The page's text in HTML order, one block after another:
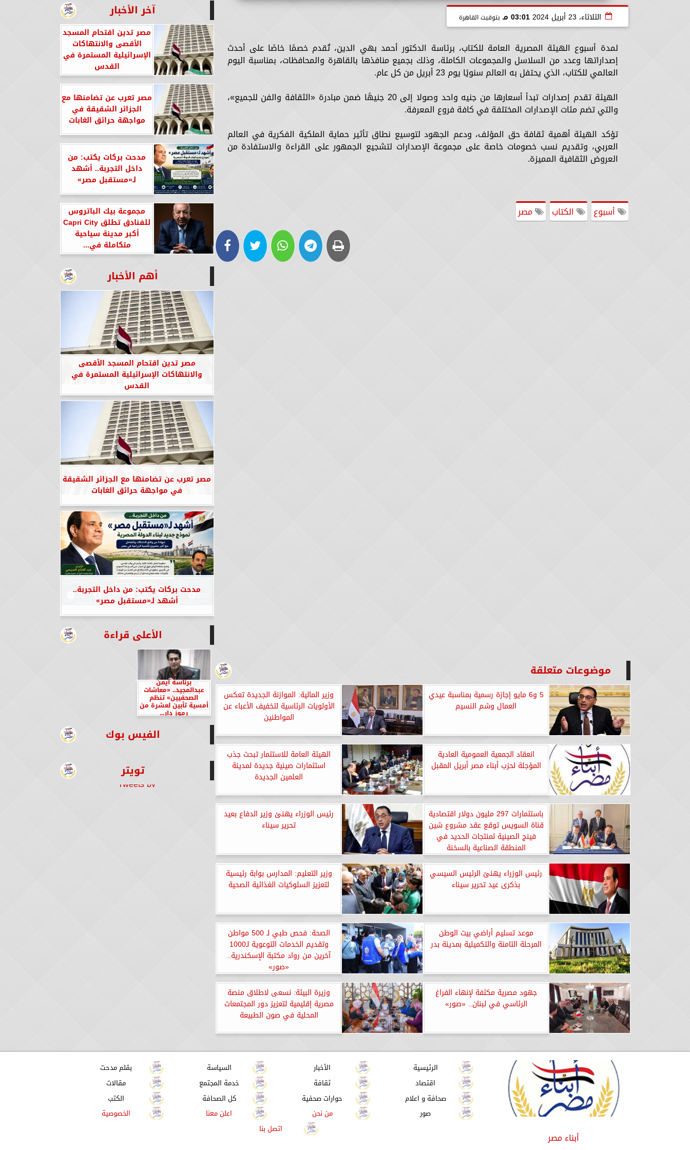
الثلاثاء، 23 أبريل 2024 03:01 مـ بتوقيت القاهرة
لمدة أسبوع الهيئة المصرية العامة للكتاب، برئاسة الدكتور أحمد بهي الدين، تُقدم خصمًا خاصًا على أحدث
إصداراتها وعدد من السلاسل والمجموعات الكاملة، وذلك بجميع منافذها بالقاهرة والمحافظات، بمناسبة اليوم
العالمي للكتاب، الذي يحتفل به العالم سنويًا يوم 23 أبريل من كل عام.
الهيئة تقدم إصدارات تبدأ أسعارها من جنيه واحد وصولا إلى 20 جنيهًا ضمن مبادرة «الثقافة والفن للجميع»،
والتي تضم مئات الإصدارات المختلفة في كافة فروع المعرفة.
تؤكد الهيئة أهمية ثقافة حق المؤلف، ودعم الجهود لتوسيع نطاق تأثير حماية الملكية الفكرية في العالم
العربي، وتقديم نسب خصومات خاصة على مجموعة الإصدارات لتشجيع الجمهور على القراءة والاستفادة من
العروض الثقافية المميزة.
أسبوع الكتاب مصر
موضوعات متعلقة
5 و6 مايو إجازة رسمية بمناسبة عيدي
العمال وشم النسيم
وزير المالية: الموازنة الجديدة تعكس
الأولويات الرئاسية لتخفيف الأعباء عن
المواطنين
انعقاد الجمعية العمومية العادية
المؤجلة لحزب أبناء مصر أبريل المقبل
الهيئة العامة للاستثمار تبحث جذب
استثمارات صينية جديدة لمدينة
العلمين الجديدة
باستثمارات 297 مليون دولار اقتصادية
قناة السويس توقع عقد مشروع شين
فينج الصينية لمنتجات الحديد في
المنطقة الصناعية بالسخنة
رئيس الوزراء يهنئ وزير الدفاع بعيد
تحرير سيناء
رئيس الوزراء يهنئ الرئيس السيسي
بذكرى عيد تحرير سيناء
وزير التعليم: المدارس بوابة رئيسية
لتعزيز السلوكيات الغذائية الصحية
موعد تسليم أراضي بيت الوطن
المرحلة الثامنة والتكميلية بمدينة بدر
الصحة: فحص طبي لـ 500 مواطن
وتقديم الخدمات التوعوية لـ1000
آخرين من رواد مكتبة الإسكندرية..
«صور»
جهود مصرية مكثفة لإنهاء الفراغ
الرئاسي في لبنان.. «صور»
وزيرة البيئة: نسعى لاطلاق منصة
مصرية إقليمية لتعزيز دور المجتمعات
المحلية في صون الطبيعة
آخر الأخبار
مصر تدين اقتحام المسجد
الأقصى والانتهاكات
الإسرائيلية المستمرة في
القدس
مصر تعرب عن تضامنها مع
الجزائر الشقيقة في
مواجهة حرائق الغابات
مدحت بركات يكتب: من
داخل التجربة.. أشهد
لـ«مستقبل مصر»
مجموعة بيك الباتروس
للفنادق تطلق Capri City
أكبر مدينة سياحية
متكاملة في...
أهم الأخبار
مصر تدين اقتحام المسجد الأقصى
والانتهاكات الإسرائيلية المستمرة في
القدس
مصر تعرب عن تضامنها مع الجزائر الشقيقة
في مواجهة حرائق الغابات
مدحت بركات يكتب: من داخل التجربة..
أشهد لـ«مستقبل مصر»
الأعلى قراءة
برئاسة أيمن
عبدالمجيد.. «معاشات
الصحفيين» تنظم
أمسية تأبين لعشرة من
رموز دار...
الفيس بوك
تويتر
Tweets by
أبناء مصر
الرئيسية الأخبار السياسة
بقلم مدحت
اقتصاد
ثقافة خدمة المجتمع
مقالات
صحافة و اعلام
حوارات صحفية كل الصحافة
الكتب
صور
من نحن اعلن معنا
الخصوصية
اتصل بنا